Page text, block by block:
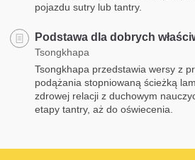
pojazdu sutry lub tantry.
Podstawa dla dobrych
Tsongkhapa
Tsongkhapa przedstawia wersy z
podążania stopniowaną ścieżką
zdrowej relacji z duchowym
etapy tantry, aż do oświecenia.